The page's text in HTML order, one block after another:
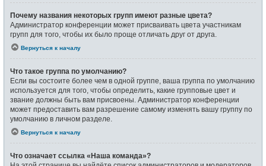
Почему названия некоторых групп имеют разные цвета?
Администратор конференции может присваивать цвета участникам
групп для того, чтобы их было проще отличать друг от друга.
Вернуться к началу
Что такое группа по умолчанию?
Если вы состоите более чем в одной группе, ваша группа по умолчанию
используется для того, чтобы определить, какие групповые цвет и
звание должны быть вам присвоены. Администратор конференции
может предоставить вам разрешение самому изменять вашу группу по
умолчанию в личном разделе.
Вернуться к началу
Что означает ссылка «Наша команда»?